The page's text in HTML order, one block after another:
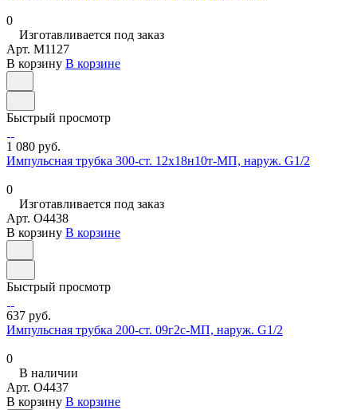
0
Изготавливается под заказ
Арт. M1127
В корзину В корзине
Быстрый просмотр
1 080 руб.
Импульсная трубка 300-ст. 12х18н10т-МП, наруж. G1/2
0
Изготавливается под заказ
Арт. O4438
В корзину В корзине
Быстрый просмотр
637 руб.
Импульсная трубка 200-ст. 09г2с-МП, наруж. G1/2
0
В наличии
Арт. O4437
В корзину В корзине